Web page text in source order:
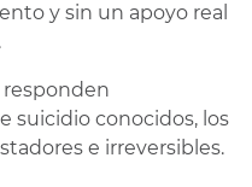
y sin un apoyo real
suicidio conocidos, los
e irreversibles.